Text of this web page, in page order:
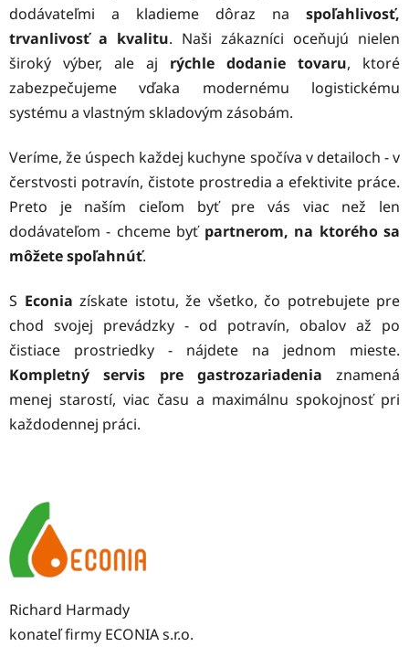
dodávateľmi a kladieme dôraz na spoľahlivosť,
trvanlivosť a kvalitu. Naši zákazníci oceňujú nielen
široký výber, ale aj rýchle dodanie tovaru, ktoré
zabezpečujeme vďaka modernému logistickému
systému a vlastným skladovým zásobám.
Veríme, že úspech každej kuchyne spočíva v detailoch - v
čerstvosti potravín, čistote prostredia a efektivite práce.
Preto je naším cieľom byť pre vás viac než len
dodávateľom - chceme byť partnerom, na ktorého sa
môžete spoľahnúť.
S Econia získate istotu, že všetko, čo potrebujete pre
chod svojej prevádzky - od potravín, obalov až po
čistiace prostriedky - nájdete na jednom mieste.
Kompletný servis pre gastrozariadenia znamená
menej starostí, viac času a maximálnu spokojnosť pri
každodennej práci.
Richard Harmady
konateľ firmy ECONIA s.r.o.